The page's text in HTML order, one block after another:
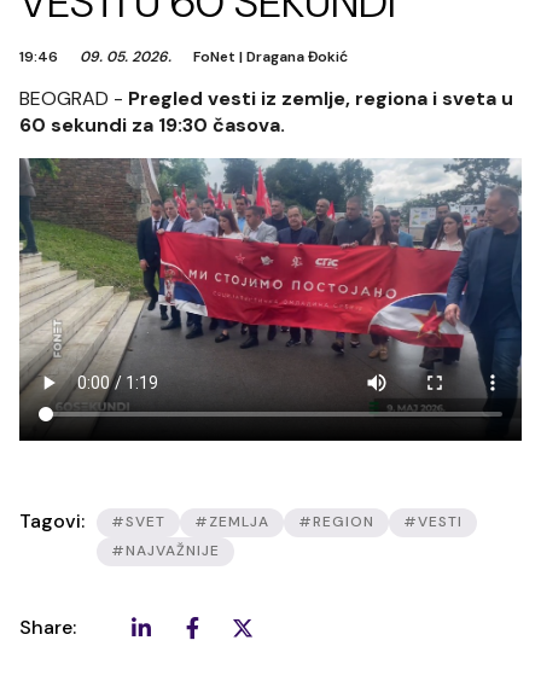
19:46 09. 05. 2026. FoNet |Dragana Đokić
BEOGRAD - Pregled vesti iz zemlje, regiona i sveta u
60 sekundi za 19:30 časova.
Tagovi: #SVET #ZEMLJA #REGION
#VESTI
#NAJVAŽNIJE
Share: